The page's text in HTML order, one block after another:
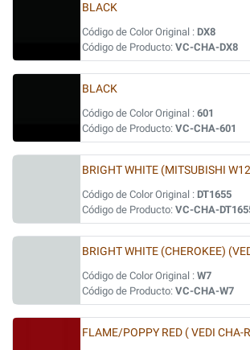
BLACK
Código de Color Original : DX8
Código de Producto: VC-CHA-DX8
BLACK
Código de Color Original : 601
Código de Producto: VC-CHA-601
BRIGHT WHITE (MITSUBISHI
Código de Color Original : DT1655
Código de Producto: VC-CHA-
BRIGHT WHITE (CHEROKEE)
Código de Color Original : W7
Código de Producto: VC-CHA-W7
FLAME/POPPY RED ( VEDI CHA-